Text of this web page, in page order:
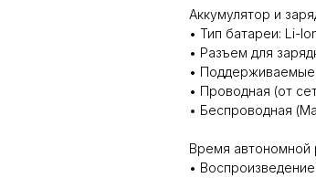
Аккумулятор и
• Тип батареи: Li-
• Разъем для
• Поддерживаемые
• Проводная (от
• Беспроводная
Время автономной
•